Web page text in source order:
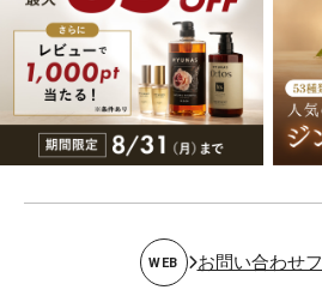
WEB お問い合わせ